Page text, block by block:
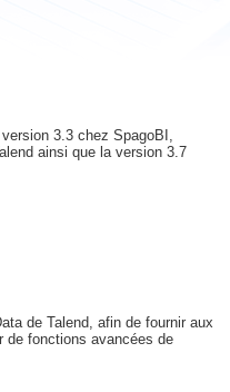
3.3 chez SpagoBI,
ainsi que la version 3.7
de Talend, afin de fournir aux
de fonctions avancées de